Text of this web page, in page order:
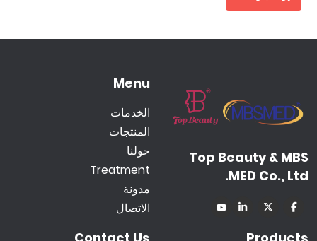
Top Beauty & MBS
MED Co., Ltd.
Menu
الخدمات
المنتجات
حولنا
Treatment
مدونة
الاتصال